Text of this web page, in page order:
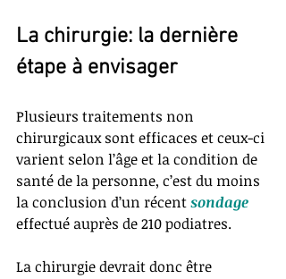
La chirurgie: la dernière
étape à envisager
Plusieurs traitements non
chirurgicaux sont efficaces et ceux-ci
varient selon l’âge et la condition de
santé de la personne, c’est du moins
la conclusion d’un récent sondage
effectué auprès de 210 podiatres.
La chirurgie devrait donc être